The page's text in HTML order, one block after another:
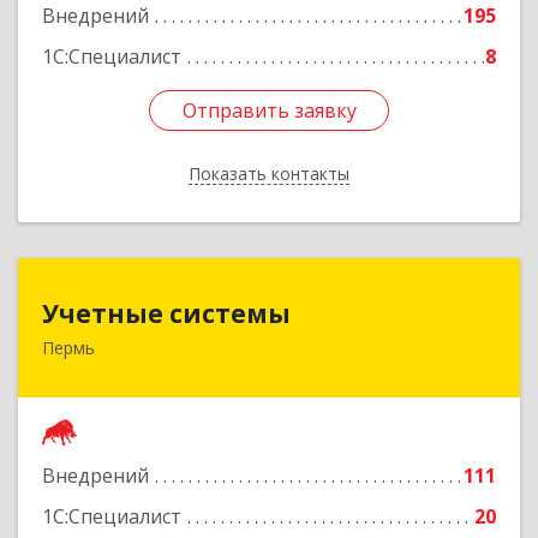
Внедрений
195
1С:Специалист
8
Отправить заявку
Показать контакты
Отправить заявку
Назад
Учетные системы
Пермь
Внедрений
111
1С:Специалист
20
614097, Пермский край, Пермь г, Подлесная ул,